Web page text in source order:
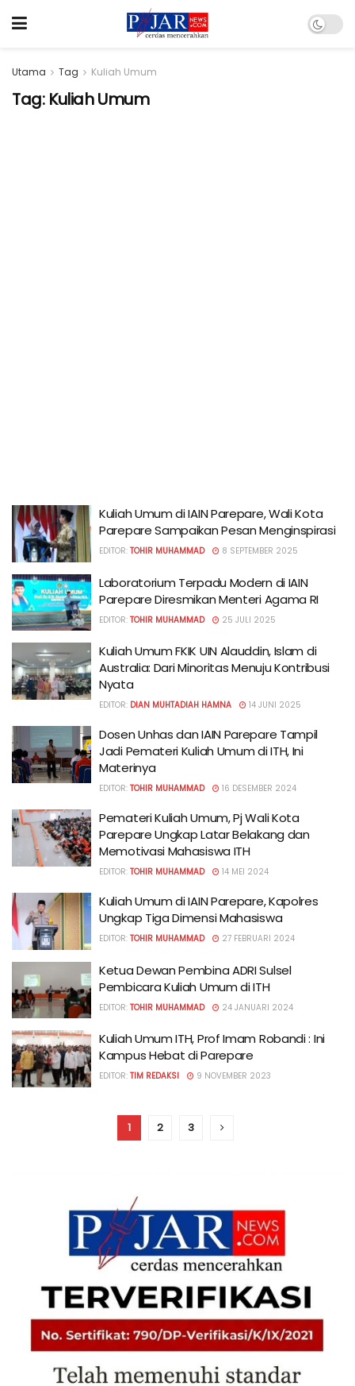
Utama Tag Kuliah Umum
Tag: Kuliah Umum
Kuliah Umum di IAIN Parepare, Wali Kota
Parepare Sampaikan Pesan Menginspirasi
EDITOR: TOHIR MUHAMMAD 8 SEPTEMBER 2025
Laboratorium Terpadu Modern di IAIN
Parepare Diresmikan Menteri Agama RI
EDITOR: TOHIR MUHAMMAD 25 JULI 2025
Kuliah Umum FKIK UIN Alauddin, Islam di
Australia: Dari Minoritas Menuju Kontribusi
Nyata
EDITOR: DIAN MUHTADIAH HAMNA 14 JUNI 2025
Dosen Unhas dan IAIN Parepare Tampil
Jadi Pemateri Kuliah Umum di ITH, Ini
Materinya
EDITOR: TOHIR MUHAMMAD 16 DESEMBER 2024
Pemateri Kuliah Umum, Pj Wali Kota
Parepare Ungkap Latar Belakang dan
Memotivasi Mahasiswa ITH
EDITOR: TOHIR MUHAMMAD 14 MEI 2024
Kuliah Umum di IAIN Parepare, Kapolres
Ungkap Tiga Dimensi Mahasiswa
EDITOR: TOHIR MUHAMMAD 27 FEBRUARI 2024
Ketua Dewan Pembina ADRI Sulsel
Pembicara Kuliah Umum di ITH
EDITOR: TOHIR MUHAMMAD 24 JANUARI 2024
Kuliah Umum ITH, Prof Imam Robandi : Ini
Kampus Hebat di Parepare
EDITOR: TIM REDAKSI 9 NOVEMBER 2023
1 2 3